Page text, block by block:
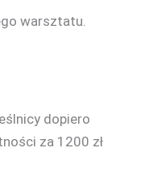
warsztatu.
dopiero
za 1200 zł